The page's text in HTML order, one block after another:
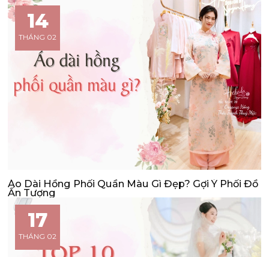
14
THÁNG 02
Áo Dài Hồng Phối Quần Màu Gì Đẹp? Gợi Ý Phối Đồ
Ấn Tượng
17
THÁNG 02